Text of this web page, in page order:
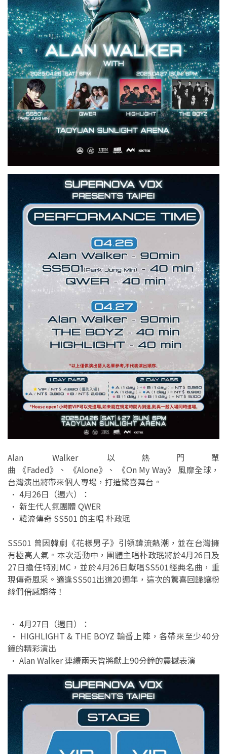
Alan Walker 以熱門單
曲 《Faded》、 《Alone》、 《On My Way》 風靡全球，
台灣演出將帶來個人專場，打造驚喜舞台。
• 4月26日（週六）：
• 新生代人氣團體 QWER
• 韓流傳奇 SS501 的主唱 朴政珉
SS501 曾因韓劇《花樣男子》引領韓流熱潮，並在台灣擁
有極高人氣。本次活動中，團體主唱朴政珉將於4月26日及
27日擔任特別MC，並於4月26日獻唱SS501經典名曲，重
現傳奇風采。適逢SS501出道20週年，這次的驚喜回歸讓粉
絲們倍感期待！
• 4月27日（週日）：
• HIGHLIGHT & THE BOYZ 輪番上陣，各帶來至少40分
鐘的精彩演出
• Alan Walker 連續兩天皆將獻上90分鐘的震撼表演